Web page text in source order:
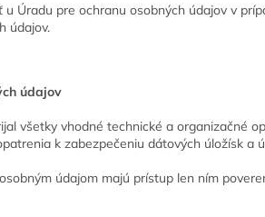
Úradu pre ochranu osobných údajov v
údajov.
údajov
všetky vhodné technické a organizačné
k zabezpečeniu dátových úložísk a
údajom majú prístup len ním